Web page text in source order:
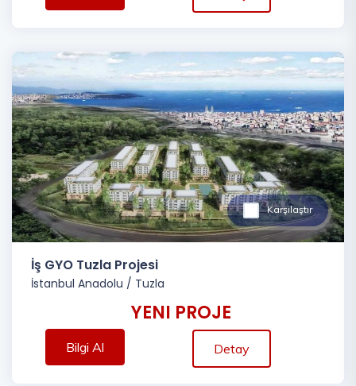
Karşılaştır
İş GYO Tuzla Projesi
İstanbul Anadolu / Tuzla
YENI PROJE
Bilgi Al Detay